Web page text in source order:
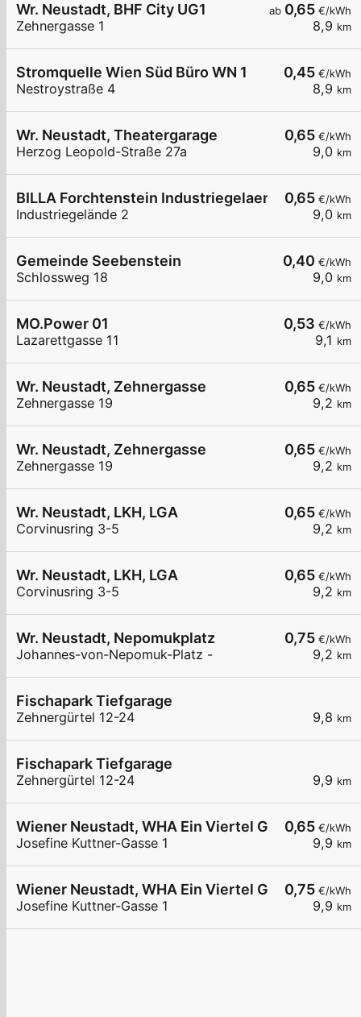
ab 0,65 €/kWh
8,9 km
Wr. Neustadt, BHF City UG1
Zehnergasse 1
0,45 €/kWh
8,9 km
Stromquelle Wien Süd Büro WN 1
Nestroystraße 4
0,65 €/kWh
9,0 km
Wr. Neustadt, Theatergarage
Herzog Leopold-Straße 27a
0,65 €/kWh
9,0 km
BILLA Forchtenstein Industriegelaende
Industriegelände 2
0,40 €/kWh
9,0 km
Gemeinde Seebenstein
Schlossweg 18
0,53 €/kWh
9,1 km
MO.Power 01
Lazarettgasse 11
0,65 €/kWh
9,2 km
Wr. Neustadt, Zehnergasse
Zehnergasse 19
0,65 €/kWh
9,2 km
Wr. Neustadt, Zehnergasse
Zehnergasse 19
0,65 €/kWh
9,2 km
Wr. Neustadt, LKH, LGA
Corvinusring 3-5
0,65 €/kWh
9,2 km
Wr. Neustadt, LKH, LGA
Corvinusring 3-5
0,75 €/kWh
9,2 km
Wr. Neustadt, Nepomukplatz
Johannes-von-Nepomuk-Platz -
9,8 km
Fischapark Tiefgarage
Zehnergürtel 12-24
9,9 km
Fischapark Tiefgarage
Zehnergürtel 12-24
0,65 €/kWh
9,9 km
Wiener Neustadt, WHA Ein Viertel Grün
Josefine Kuttner-Gasse 1
0,75 €/kWh
9,9 km
Wiener Neustadt, WHA Ein Viertel Grün
Josefine Kuttner-Gasse 1